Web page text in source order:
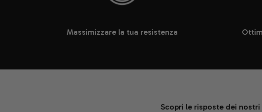
Massimizzare la tua resistenza
Scopri le risposte dei